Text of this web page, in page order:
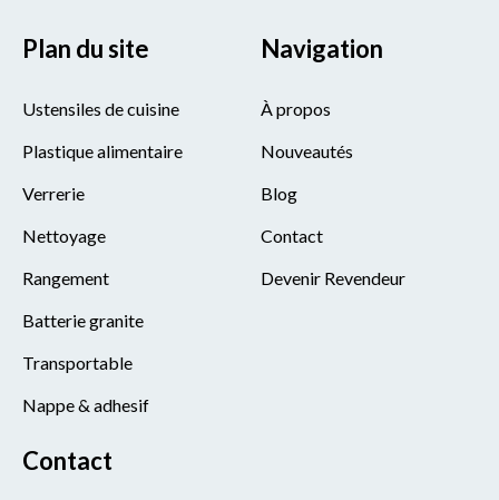
Plan du site
Ustensiles de cuisine
Plastique alimentaire
Verrerie
Nettoyage
Rangement
Batterie granite
Transportable
Nappe & adhesif
Navigation
À propos
Nouveautés
Blog
Contact
Devenir Revendeur
Contact